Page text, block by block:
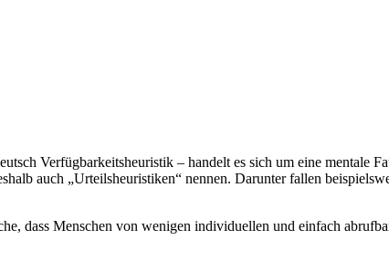
Verfügbarkeitsheuristik – handelt es sich um eine mentale
auch „Urteilsheuristiken“ nennen. Darunter fallen
dass Menschen von wenigen individuellen und einfach